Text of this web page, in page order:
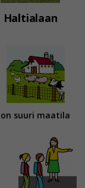
Haltialaan
on suuri maatila